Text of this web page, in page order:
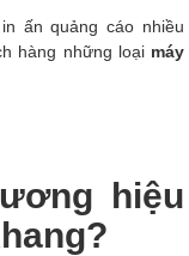
ấn quảng cáo nhiều
hàng những loại máy
hiệu